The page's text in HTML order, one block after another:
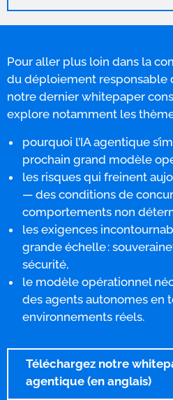
Pour aller plus loin dans la
du déploiement responsable
notre dernier whitepaper
explore notamment les
pourquoi l’IA agentique
prochain grand modèle
les risques qui freinent
— des conditions de
comportements non
les exigences
grande échelle :
sécurité,
le modèle opérationnel
des agents autonomes en
environnements réels.
Téléchargez notre
agentique (en anglais)